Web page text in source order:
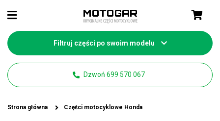
Filtruj części po swoim modelu
Dzwoń 699 570 067
Strona główna Części motocyklowe Honda